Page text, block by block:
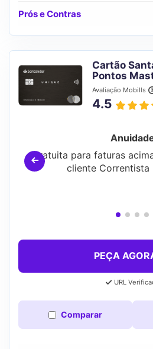
Prós e Contras
Cartão
Pontos
Avaliação Mobills
4.5
Gratuita para faturas
cliente Correntista
PEÇA
URL
Comparar